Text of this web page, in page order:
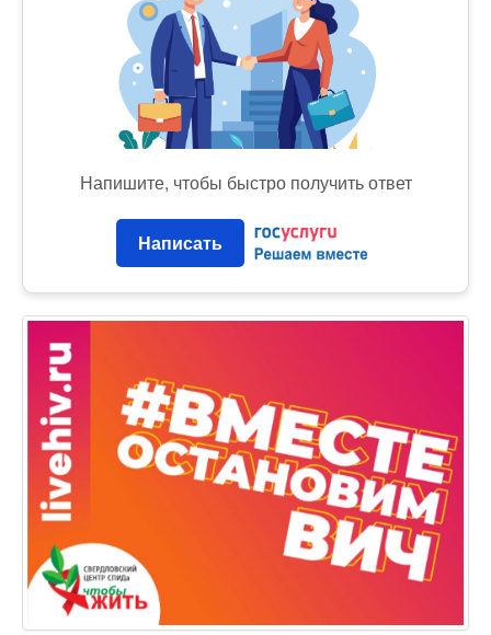
Напишите, чтобы быстро получить ответ
Написать